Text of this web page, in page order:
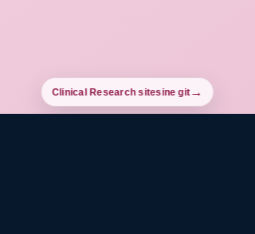
Clinical Research sitesine git